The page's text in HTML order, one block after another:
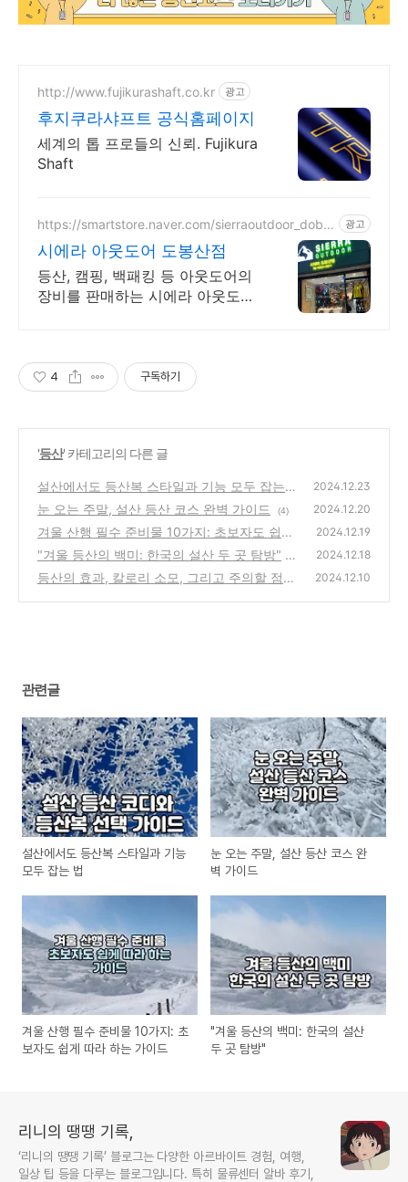
http://www.fujikurashaft.co.kr 광고
후지쿠라샤프트 공식홈페이지
세계의 톱 프로들의 신뢰. Fujikura
Shaft
https://smartstore.naver.com/sierraoutdoor_dobo
광고
시에라 아웃도어 도봉산점
등산, 캠핑, 백패킹 등 아웃도어의
장비를 판매하는 시에라 아웃도어
4 구독하기
'등산' 카테고리의 다른 글
설산에서도 등산복 스타일과 기능 모두 잡는
법
(0)
2024.12.23
눈 오는 주말, 설산 등산 코스 완벽 가이드 (4) 2024.12.20
겨울 산행 필수 준비물 10가지: 초보자도 쉽게
따라 하는 가이드
(0)
2024.12.19
"겨울 등산의 백미: 한국의 설산 두 곳 탐방"
(1)
2024.12.18
등산의 효과, 칼로리 소모, 그리고 주의할 점
2024.12.10
관련글
설산에서도 등산복 스타일과 기능
모두 잡는 법
눈 오는 주말, 설산 등산 코스 완
벽 가이드
겨울 산행 필수 준비물 10가지: 초
보자도 쉽게 따라 하는 가이드
"겨울 등산의 백미: 한국의 설산
두 곳 탐방"
리니의 땡땡 기록,
‘리니의 땡땡 기록’ 블로그는 다양한 아르바이트 경험, 여행,
일상 팁 등을 다루는 블로그입니다. 특히 물류센터 알바 후기,